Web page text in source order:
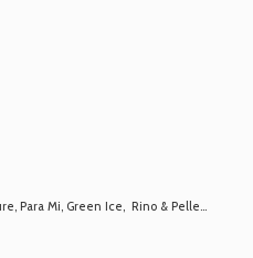
Para Mi, Green Ice, Rino & Pelle...